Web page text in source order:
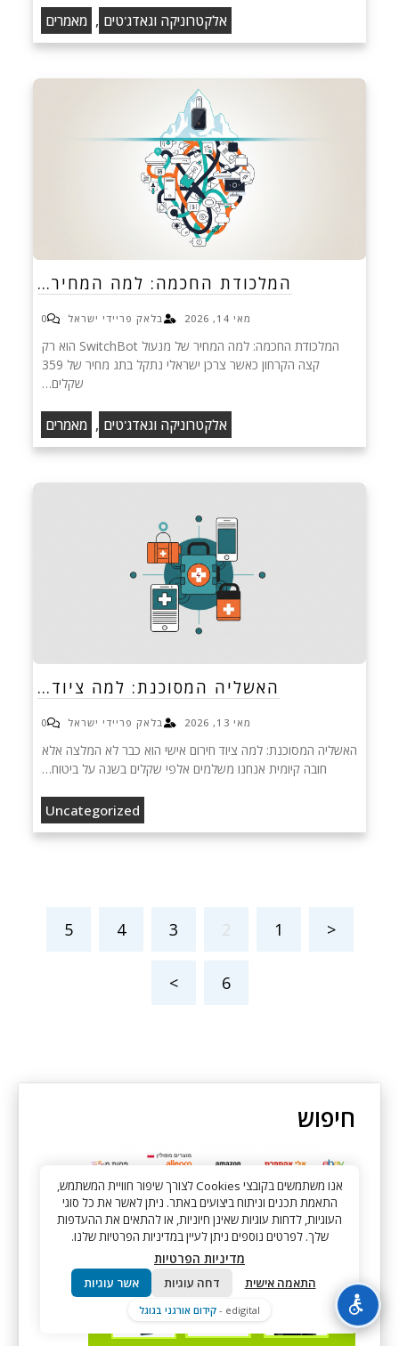
אלקטרוניקה וגאדג'טים , מאמרים
המלכודת החכמה: למה המחיר…
מאי 14, 2026 בלאק פריידי ישראל 0
המלכודת החכמה: למה המחיר של מנעול SwitchBot הוא רק
קצה הקרחון כאשר צרכן ישראלי נתקל בתג מחיר של 359
שקלים…
אלקטרוניקה וגאדג'טים , מאמרים
האשליה המסוכנת: למה ציוד…
מאי 13, 2026 בלאק פריידי ישראל 0
האשליה המסוכנת: למה ציוד חירום אישי הוא כבר לא המלצה אלא
חובה קיומית אנחנו משלמים אלפי שקלים בשנה על ביטוח…
Uncategorized
<
1
2
3
4
5
6
>
חיפוש
Ebay מבצעים מטורפים
אנו משתמשים בקובצי Cookies לצורך שיפור חוויית המשתמש,
התאמת תכנים וניתוח ביצועים באתר. ניתן לאשר את כל סוגי
העוגיות, לדחות עוגיות שאינן חיוניות, או להתאים את ההעדפות
שלך. לפרטים נוספים ניתן לעיין במדיניות הפרטיות שלנו.
מדיניות הפרטיות
התאמה אישית דחה עוגיות אשר עוגיות
edigital - קידום אורגני בגוגל